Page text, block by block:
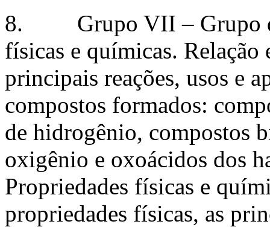
8. Grupo VII – Grupo
físicas e químicas. Relação
principais reações, usos e
compostos formados:
de hidrogênio, compostos
oxigênio e oxoácidos dos
Propriedades físicas e
propriedades físicas, as